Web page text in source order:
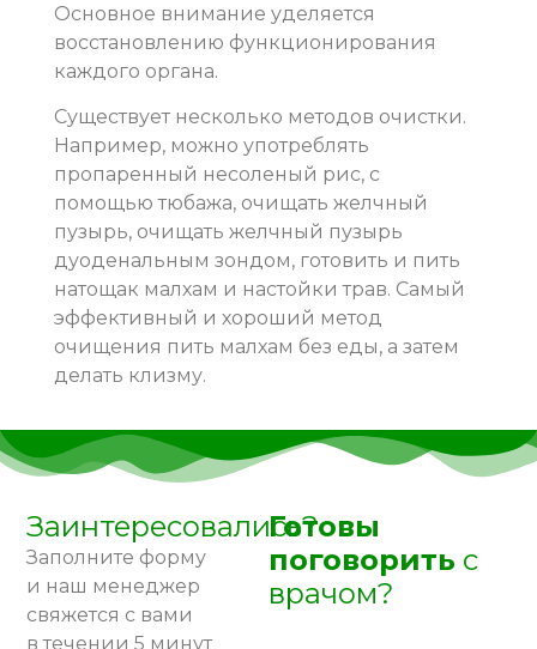
Основное внимание уделяется
восстановлению функционирования
каждого органа.
Существует несколько методов очистки.
Например, можно употреблять
пропаренный несоленый рис, с
помощью тюбажа, очищать желчный
пузырь, очищать желчный пузырь
дуоденальным зондом, готовить и пить
натощак малхам и настойки трав. Самый
эффективный и хороший метод
очищения пить малхам без еды, а затем
делать клизму.
Заинтересовались?
Заполните форму
и наш менеджер
свяжется с вами
в течении 5 минут
Готовы
поговорить с
врачом?